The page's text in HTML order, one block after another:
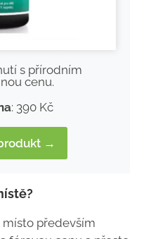
s přírodním
cenu.
: 390 Kč
→
místo především